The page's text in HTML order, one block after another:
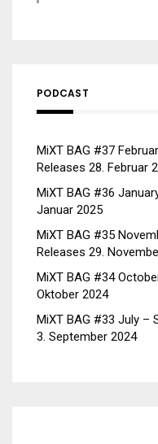
PODCAST
MiXT BAG #37
Releases 28. Februar
MiXT BAG #36
Januar 2025
MiXT BAG #35
Releases 29.
MiXT BAG #34
Oktober 2024
MiXT BAG #33 July –
3. September 2024